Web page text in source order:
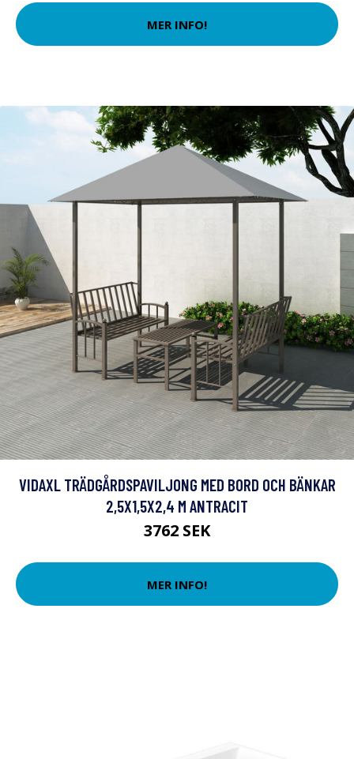
MER INFO!
VIDAXL TRÄDGÅRDSPAVILJONG MED BORD OCH BÄNKAR
2,5X1,5X2,4 M ANTRACIT
3762 SEK
MER INFO!